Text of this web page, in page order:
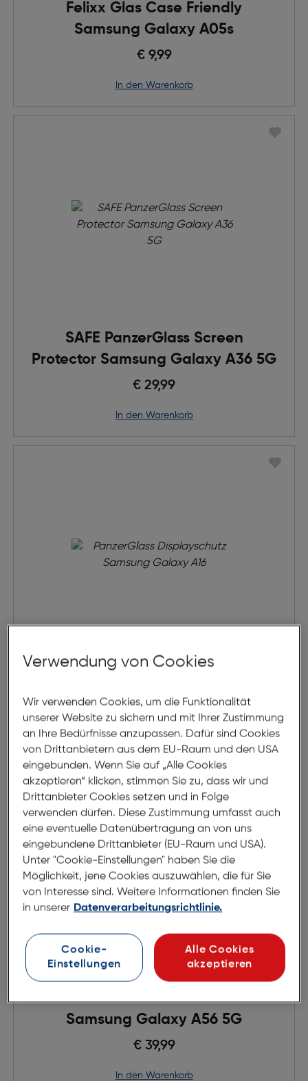
Felixx Glas Case Friendly
Samsung Galaxy A05s
€ 9,99
in den Warenkorb
SAFE PanzerGlass Screen
Protector Samsung Galaxy A36 5G
€ 29,99
in den Warenkorb
PanzerGlass Displayschutz
€ 29,99
in den Warenkorb
PanzerGlass Screen Protector
Samsung Galaxy A56 5G
€ 39,99
in den Warenkorb
Verwendung von Cookies
Wir verwenden Cookies, um die Funktionalität
unserer Website zu sichern und mit Ihrer Zustimmung
an Ihre Bedürfnisse anzupassen. Dafür sind Cookies
von Drittanbietern aus dem EU-Raum und den USA
eingebunden. Wenn Sie auf „Alle Cookies
akzeptieren“ klicken, stimmen Sie zu, dass wir und
Drittanbieter Cookies setzen und in Folge
verwenden dürfen. Diese Zustimmung umfasst auch
eine eventuelle Datenübertragung an von uns
eingebundene Drittanbieter (EU-Raum und USA).
Unter "Cookie-Einstellungen" haben Sie die
Möglichkeit, jene Cookies auszuwählen, die für Sie
von Interesse sind. Weitere Informationen finden Sie
in unserer Datenverarbeitungsrichtlinie.
Cookie-
Einstellungen
Alle Cookies
akzeptieren